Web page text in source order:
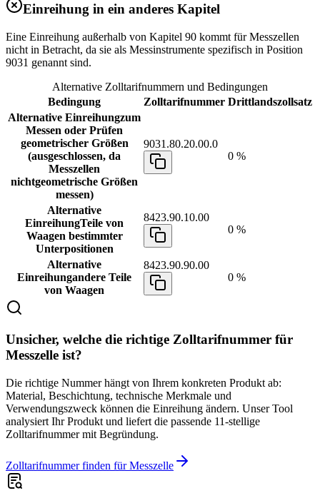
Einreihung in ein anderes Kapitel
Eine Einreihung außerhalb von Kapitel 90 kommt für Messzellen
nicht in Betracht, da sie als Messinstrumente spezifisch in Position
9031 genannt sind.
Alternative Zolltarifnummern und Bedingungen
Bedingung
Zolltarifnummer Drittlandszollsatz
Alternative Einreihungzum
Messen oder Prüfen
geometrischer Größen
(ausgeschlossen, da
Messzellen
nichtgeometrische Größen
messen)
9031.80.20.00.0
0 %
Alternative
EinreihungTeile von
Waagen bestimmter
Unterpositionen
8423.90.10.00
0 %
Alternative
Einreihungandere Teile
von Waagen
8423.90.90.00
0 %
Unsicher, welche die richtige Zolltarifnummer für
Messzelle ist?
Die richtige Nummer hängt von Ihrem konkreten Produkt ab:
Material, Beschichtung, technische Merkmale und
Verwendungszweck können die Einreihung ändern. Unser Tool
analysiert Ihr Produkt und liefert die passende 11-stellige
Zolltarifnummer mit Begründung.
Zolltarifnummer finden für Messzelle